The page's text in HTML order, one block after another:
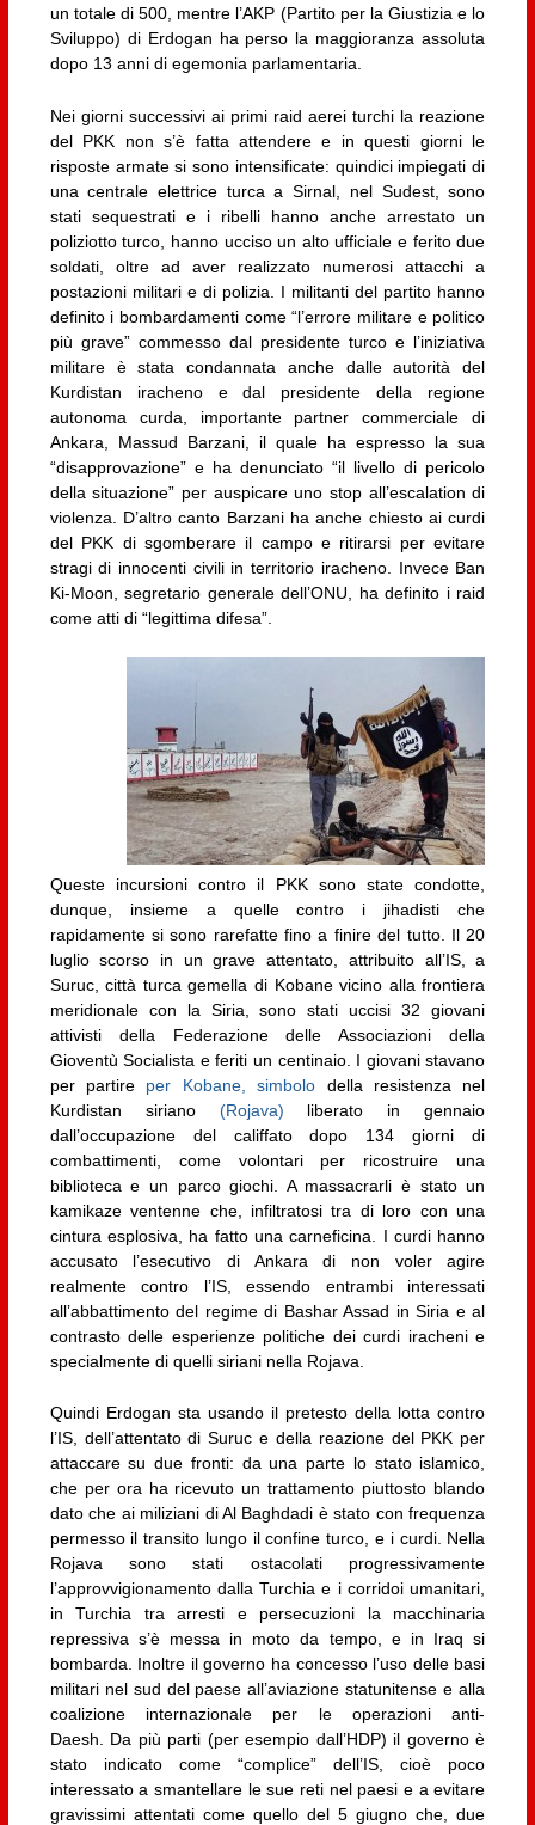
un totale di 500, mentre l’AKP (Partito per la Giustizia e lo
Sviluppo) di Erdogan ha perso la maggioranza assoluta
dopo 13 anni di egemonia parlamentaria.
Nei giorni successivi ai primi raid aerei turchi la reazione
del PKK non s’è fatta attendere e in questi giorni le
risposte armate si sono intensificate: quindici impiegati di
una centrale elettrice turca a Sirnal, nel Sudest, sono
stati sequestrati e i ribelli hanno anche arrestato un
poliziotto turco, hanno ucciso un alto ufficiale e ferito due
soldati, oltre ad aver realizzato numerosi attacchi a
postazioni militari e di polizia. I militanti del partito hanno
definito i bombardamenti come “l’errore militare e politico
più grave” commesso dal presidente turco e l’iniziativa
militare è stata condannata anche dalle autorità del
Kurdistan iracheno e dal presidente della regione
autonoma curda, importante partner commerciale di
Ankara, Massud Barzani, il quale ha espresso la sua
“disapprovazione” e ha denunciato “il livello di pericolo
della situazione” per auspicare uno stop all’escalation di
violenza. D’altro canto Barzani ha anche chiesto ai curdi
del PKK di sgomberare il campo e ritirarsi per evitare
stragi di innocenti civili in territorio iracheno. Invece Ban
Ki-Moon, segretario generale dell’ONU, ha definito i raid
come atti di “legittima difesa”.
Queste incursioni contro il PKK sono state condotte,
dunque, insieme a quelle contro i jihadisti che
rapidamente si sono rarefatte fino a finire del tutto. Il 20
luglio scorso in un grave attentato, attribuito all’IS, a
Suruc, città turca gemella di Kobane vicino alla frontiera
meridionale con la Siria, sono stati uccisi 32 giovani
attivisti della Federazione delle Associazioni della
Gioventù Socialista e feriti un centinaio. I giovani stavano
per partire per Kobane, simbolo della resistenza nel
Kurdistan siriano (Rojava) liberato in gennaio
dall’occupazione del califfato dopo 134 giorni di
combattimenti, come volontari per ricostruire una
biblioteca e un parco giochi. A massacrarli è stato un
kamikaze ventenne che, infiltratosi tra di loro con una
cintura esplosiva, ha fatto una carneficina. I curdi hanno
accusato l’esecutivo di Ankara di non voler agire
realmente contro l’IS, essendo entrambi interessati
all’abbattimento del regime di Bashar Assad in Siria e al
contrasto delle esperienze politiche dei curdi iracheni e
specialmente di quelli siriani nella Rojava.
Quindi Erdogan sta usando il pretesto della lotta contro
l’IS, dell’attentato di Suruc e della reazione del PKK per
attaccare su due fronti: da una parte lo stato islamico,
che per ora ha ricevuto un trattamento piuttosto blando
dato che ai miliziani di Al Baghdadi è stato con frequenza
permesso il transito lungo il confine turco, e i curdi. Nella
Rojava sono stati ostacolati progressivamente
l’approvvigionamento dalla Turchia e i corridoi umanitari,
in Turchia tra arresti e persecuzioni la macchinaria
repressiva s’è messa in moto da tempo, e in Iraq si
bombarda. Inoltre il governo ha concesso l’uso delle basi
militari nel sud del paese all’aviazione statunitense e alla
coalizione internazionale per le operazioni anti-
Daesh. Da più parti (per esempio dall’HDP) il governo è
stato indicato come “complice” dell’IS, cioè poco
interessato a smantellare le sue reti nel paesi e a evitare
gravissimi attentati come quello del 5 giugno che, due